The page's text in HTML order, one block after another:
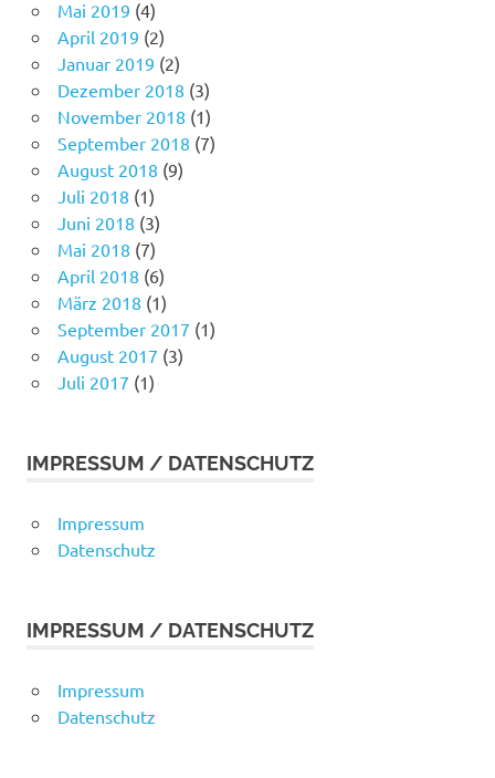
Mai 2019 (4)
April 2019 (2)
Januar 2019 (2)
Dezember 2018 (3)
November 2018 (1)
September 2018 (7)
August 2018 (9)
Juli 2018 (1)
Juni 2018 (3)
Mai 2018 (7)
April 2018 (6)
März 2018 (1)
September 2017 (1)
August 2017 (3)
Juli 2017 (1)
IMPRESSUM / DATENSCHUTZ
Impressum
Datenschutz
IMPRESSUM / DATENSCHUTZ
Impressum
Datenschutz